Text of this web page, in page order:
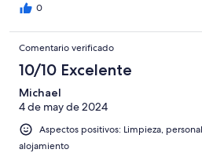
0
Comentario verificado
10/10 Excelente
Michael
4 de may de 2024
Aspectos positivos: Limpieza,
alojamiento